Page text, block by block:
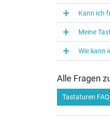
Kann ich
Meine
Wie kann
Alle Fragen
Tastaturen